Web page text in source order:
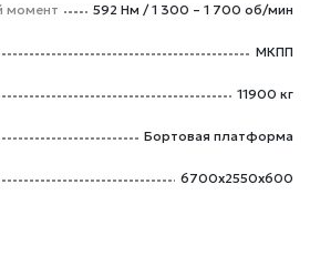
момент 592 Нм / 1 300 – 1 700 об/мин
МКПП
11900 кг
Бортовая платформа
6700х2550х600